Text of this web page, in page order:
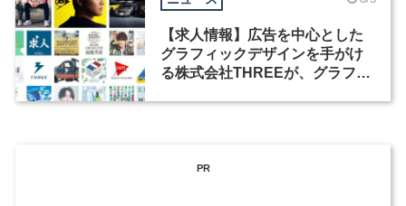
【求人情報】広告を中心とした
グラフィックデザインを手がけ
る株式会社THREEが、グラフィ
PR